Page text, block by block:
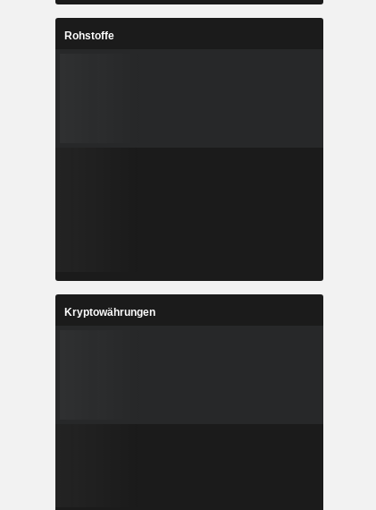
Rohstoffe
Kryptowährungen